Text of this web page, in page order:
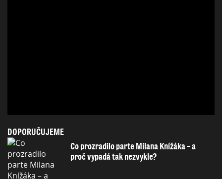
DOPORUČUJEME
Co prozradilo parte Milana Knížáka – a
proč vypadá tak nezvykle?